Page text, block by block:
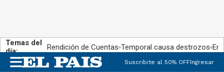
Temas del
día:
Rendición de Cuentas Temporal causa destrozos En
Suscribite al 50% OFFIngresar